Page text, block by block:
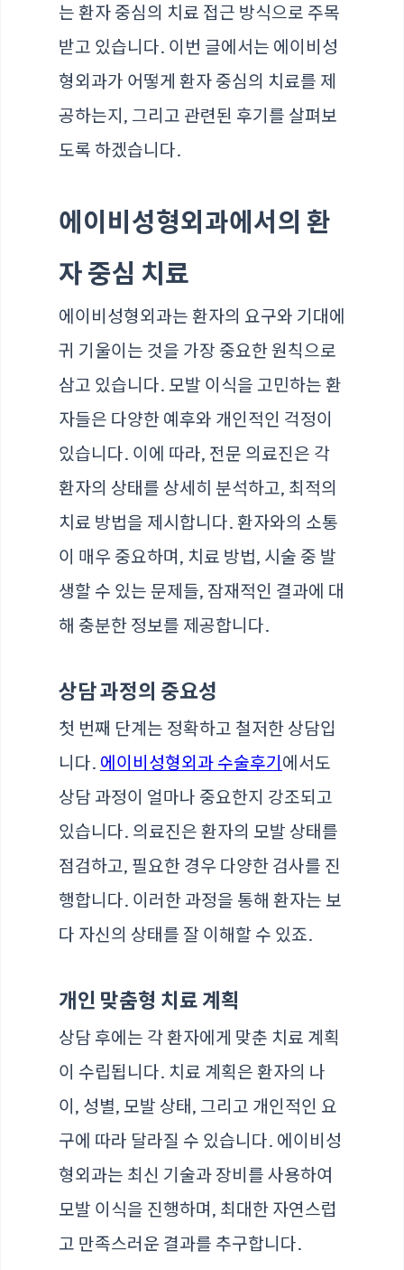
는 환자 중심의 치료 접근 방식으로 주목
받고 있습니다. 이번 글에서는 에이비성
형외과가 어떻게 환자 중심의 치료를 제
공하는지, 그리고 관련된 후기를 살펴보
도록 하겠습니다.
에이비성형외과에서의 환
자 중심 치료
에이비성형외과는 환자의 요구와 기대에
귀 기울이는 것을 가장 중요한 원칙으로
삼고 있습니다. 모발 이식을 고민하는 환
자들은 다양한 예후와 개인적인 걱정이
있습니다. 이에 따라, 전문 의료진은 각
환자의 상태를 상세히 분석하고, 최적의
치료 방법을 제시합니다. 환자와의 소통
이 매우 중요하며, 치료 방법, 시술 중 발
생할 수 있는 문제들, 잠재적인 결과에 대
해 충분한 정보를 제공합니다.
상담 과정의 중요성
첫 번째 단계는 정확하고 철저한 상담입
니다. 에이비성형외과 수술후기 에서도
상담 과정이 얼마나 중요한지 강조되고
있습니다. 의료진은 환자의 모발 상태를
점검하고, 필요한 경우 다양한 검사를 진
행합니다. 이러한 과정을 통해 환자는 보
다 자신의 상태를 잘 이해할 수 있죠.
개인 맞춤형 치료 계획
상담 후에는 각 환자에게 맞춘 치료 계획
이 수립됩니다. 치료 계획은 환자의 나
이, 성별, 모발 상태, 그리고 개인적인 요
구에 따라 달라질 수 있습니다. 에이비성
형외과는 최신 기술과 장비를 사용하여
모발 이식을 진행하며, 최대한 자연스럽
고 만족스러운 결과를 추구합니다.